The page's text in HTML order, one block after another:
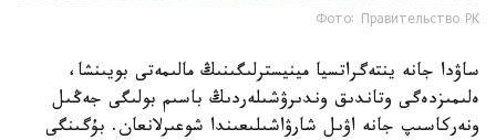
Фото: Правительство РК
ساۋدا جانە ينتەگراتسيا مينيسترلىگىنىڭ مالىمەتى بويىنشا،
ەلىمىزدەگى وتاندىق وندىرۋشىلەردىڭ باسىم بولىگى جەڭىل
ونەركاسىپ جانە اۋىل شارۋاشىلىعىندا شوعىرلانعان. بۇگىنگى